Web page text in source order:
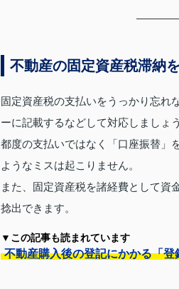
不動産の固定資産税滞納
固定資産税の支払いをうっかり忘れ
ーに記載するなどして対応しましょう
都度の支払いではなく「口座振替」
ようなミスは起こりません。
また、固定資産税を諸経費として資
捻出できます。
▼この記事も読まれています
不動産購入後の登記にかかる「